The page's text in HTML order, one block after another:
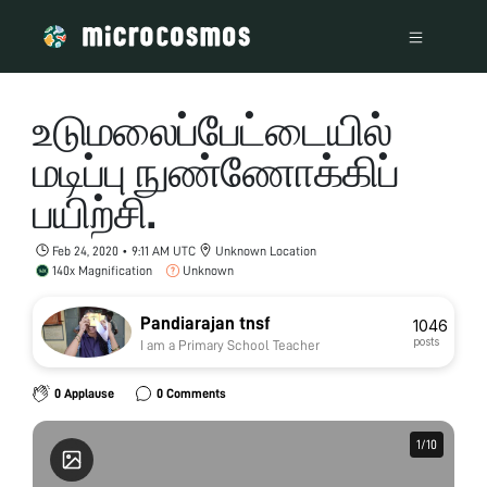
உடுமலைப்பேட்டையில்
மடிப்பு நுண்ணோக்கிப்
பயிற்சி.
Feb 24, 2020 • 9:11 AM UTC
Unknown Location
140x Magnification
Unknown
Pandiarajan tnsf
I am a Primary School Teacher
1046
posts
0 Applause 0 Comments
1/10
1/10